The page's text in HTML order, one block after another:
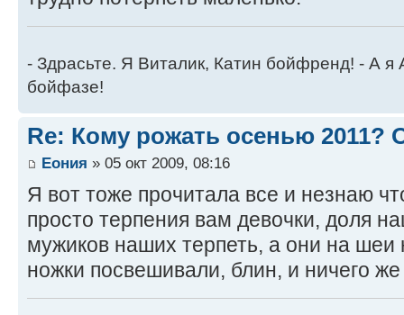
- Здрасьте. Я Виталик, Катин бойфренд! - А я
бойфазе!
Re: Кому рожать осенью 2011?
Еония » 05 окт 2009, 08:16
Я вот тоже прочитала все и незнаю
просто терпения вам девочки, доля
мужиков наших терпеть, а они на шеи
ножки посвешивали, блин, и ничего